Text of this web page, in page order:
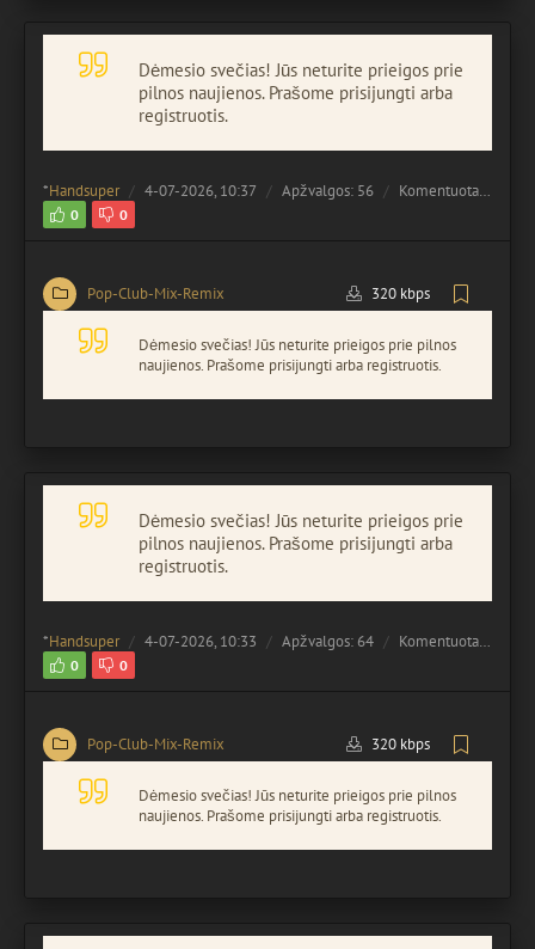
Dėmesio svečias! Jūs neturite prieigos prie
pilnos naujienos. Prašome prisijungti arba
registruotis.
*Handsuper 4-07-2026, 10:37 Apžvalgos: 56 Komentuota: 0
0 0
Pop-Club-Mix-Remix 320 kbps
Dėmesio svečias! Jūs neturite prieigos prie pilnos
naujienos. Prašome prisijungti arba registruotis.
Dėmesio svečias! Jūs neturite prieigos prie
pilnos naujienos. Prašome prisijungti arba
registruotis.
*Handsuper 4-07-2026, 10:33 Apžvalgos: 64 Komentuota: 0
0 0
Pop-Club-Mix-Remix 320 kbps
Dėmesio svečias! Jūs neturite prieigos prie pilnos
naujienos. Prašome prisijungti arba registruotis.